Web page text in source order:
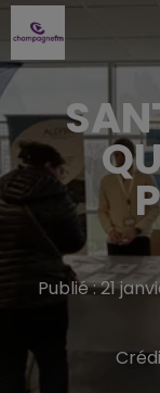
Publié : 21